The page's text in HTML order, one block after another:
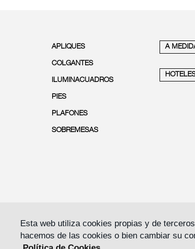
APLIQUES
COLGANTES
ILUMINACUADROS
PIES
PLAFONES
SOBREMESAS
A
Esta web utiliza cookies propias y de
hacemos de las cookies o bien cambiar su